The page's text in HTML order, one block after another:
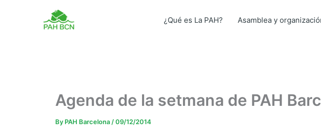
¿Qué es La PAH? Asamblea y
Agenda de la setmana de PAH
By PAH Barcelona /09/12/2014